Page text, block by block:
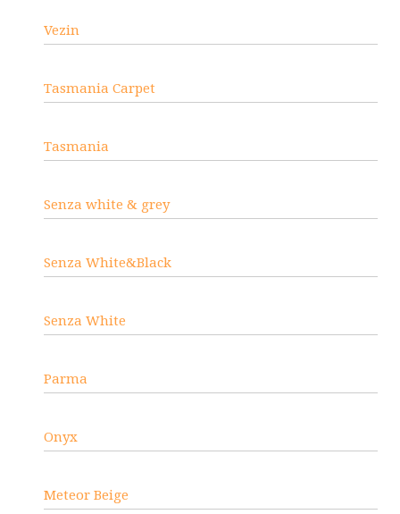
Vezin
Tasmania Carpet
Tasmania
Senza white & grey
Senza White&Black
Senza White
Parma
Onyx
Meteor Beige